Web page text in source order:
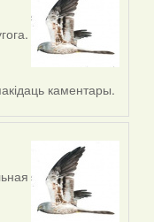
каментары.